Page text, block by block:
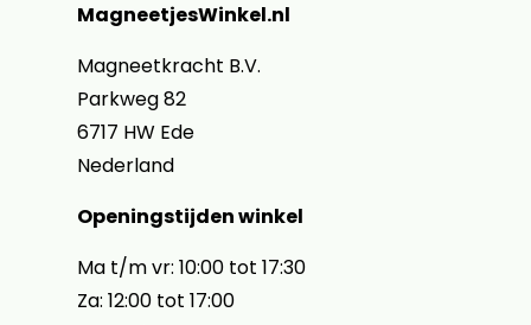
MagneetjesWinkel.nl
Magneetkracht B.V.
Parkweg 82
6717 HW Ede
Nederland
Openingstijden winkel
Ma t/m vr: 10:00 tot 17:30
Za: 12:00 tot 17:00